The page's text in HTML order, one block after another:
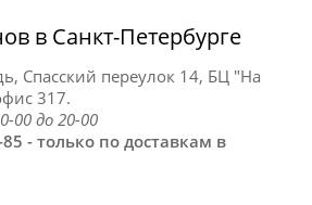
в Санкт-Петербурге
Спасский переулок 14, БЦ "На
317.
00 до 20-00
- только по доставкам в